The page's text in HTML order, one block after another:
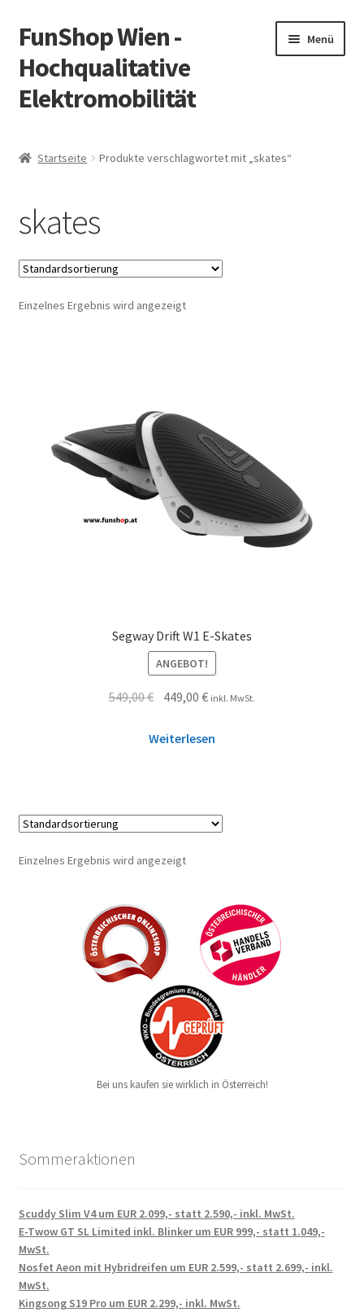
Zur
Navigation
springen
Zum
Inhalt
springen
FunShop Wien -
Hochqualitative
Elektromobilität
Menü
Vorsicht Internetbetrug
Über FunShop
Impressum
Startseite Produkte verschlagwortet mit „skates“
skates
Einzelnes Ergebnis wird angezeigt
Segway Drift W1 E-Skates
ANGEBOT!
549,00€ 449,00€ inkl. MwSt.
Weiterlesen
Einzelnes Ergebnis wird angezeigt
Bei uns kaufen sie wirklich in Österreich!
Sommeraktionen
Scuddy Slim V4 um EUR 2.099,- statt 2.590,- inkl. MwSt.
E-Twow GT SL Limited inkl. Blinker um EUR 999,- statt 1.049,-
MwSt.
Nosfet Aeon mit Hybridreifen um EUR 2.599,- statt 2.699,- inkl.
MwSt.
Kingsong S19 Pro um EUR 2.299,- inkl. MwSt.